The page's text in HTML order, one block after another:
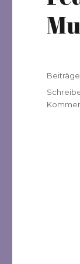
am
Beiträge